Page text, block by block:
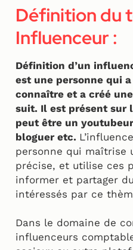
Définition du
Influenceur :
Définition d’un
est une personne qui
connaître et a créé
suit. Il est présent sur
peut être un
bloguer etc.
personne qui maîtrise
précise, et utilise ces
informer et partager
intéressés par ce
Dans le domaine de
influenceurs